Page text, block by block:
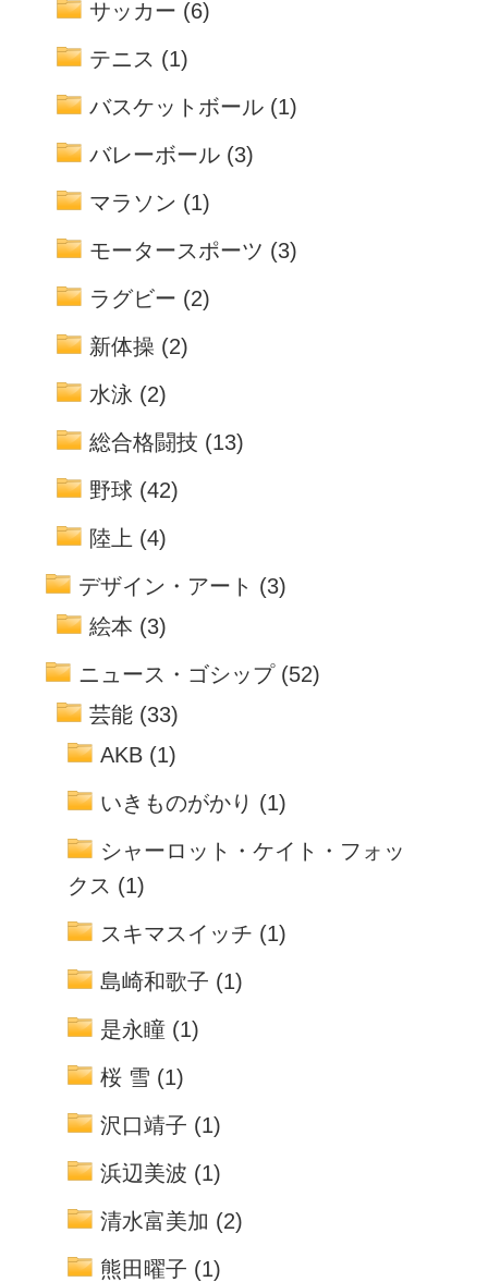
サッカー (6)
テニス (1)
バスケットボール (1)
バレーボール (3)
マラソン (1)
モータースポーツ (3)
ラグビー (2)
新体操 (2)
水泳 (2)
総合格闘技 (13)
野球 (42)
陸上 (4)
デザイン・アート (3)
絵本 (3)
ニュース・ゴシップ(52)
芸能 (33)
AKB (1)
いきものがかり (1)
シャーロット・ケイト・フォッ
クス (1)
スキマスイッチ (1)
島崎和歌子 (1)
是永瞳 (1)
桜 雪 (1)
沢口靖子 (1)
浜辺美波 (1)
清水富美加 (2)
熊田曜子 (1)